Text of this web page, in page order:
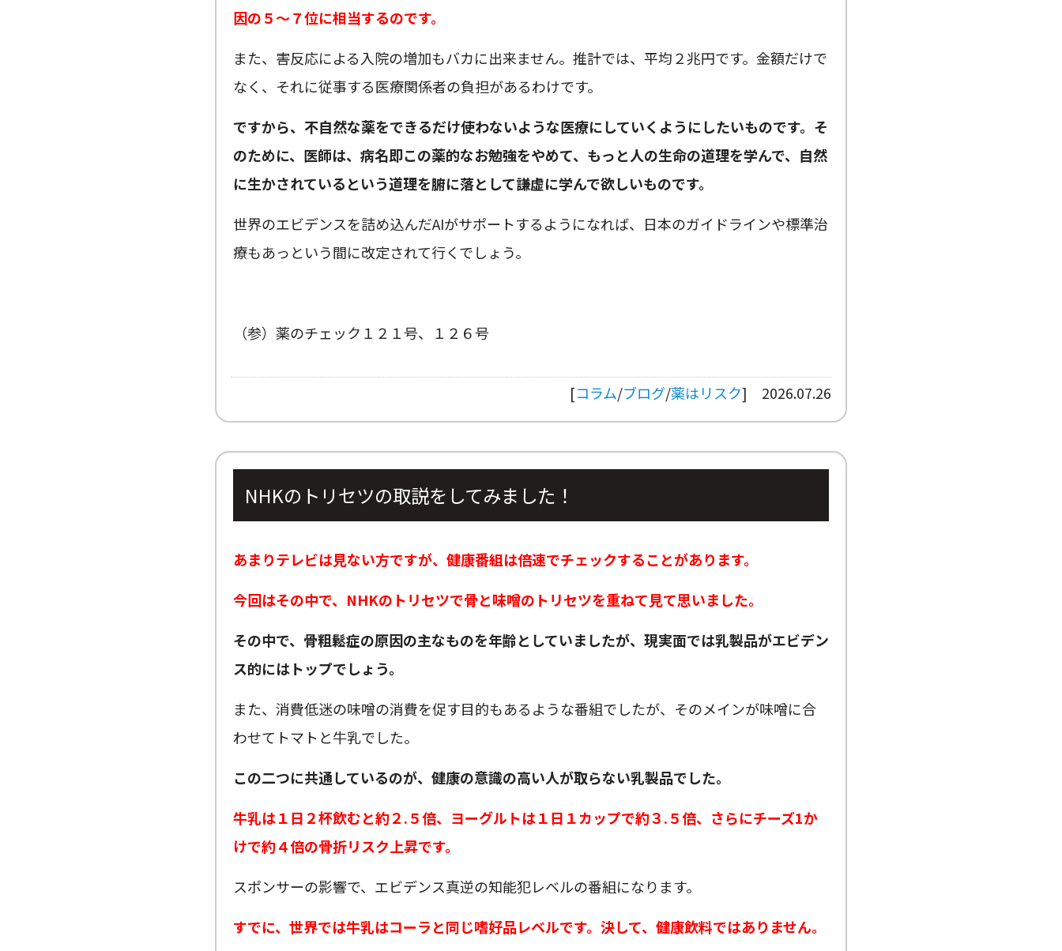
因の５〜７位に相当するのです。
また、害反応による入院の増加もバカに出来ません。推計では、平均２兆円です。金額だけで
なく、それに従事する医療関係者の負担があるわけです。
ですから、不自然な薬をできるだけ使わないような医療にしていくようにしたいものです。そ
のために、医師は、病名即この薬的なお勉強をやめて、もっと人の生命の道理を学んで、自然
に生かされているという道理を腑に落として謙虚に学んで欲しいものです。
世界のエビデンスを詰め込んだAIがサポートするようになれば、日本のガイドラインや標準治
療もあっという間に改定されて行くでしょう。
（参）薬のチェック１２１号、１２６号
[コラム/ブログ/薬はリスク] 2026.07.26
NHKのトリセツの取説をしてみました！
あまりテレビは見ない方ですが、健康番組は倍速でチェックすることがあります。
今回はその中で、NHKのトリセツで骨と味噌のトリセツを重ねて見て思いました。
その中で、骨粗鬆症の原因の主なものを年齢としていましたが、現実面では乳製品がエビデン
ス的にはトップでしょう。
また、消費低迷の味噌の消費を促す目的もあるような番組でしたが、そのメインが味噌に合
わせてトマトと牛乳でした。
この二つに共通しているのが、健康の意識の高い人が取らない乳製品でした。
牛乳は１日２杯飲むと約２.５倍、ヨーグルトは１日１カップで約３.５倍、さらにチーズ1か
けで約４倍の骨折リスク上昇です。
スポンサーの影響で、エビデンス真逆の知能犯レベルの番組になります。
すでに、世界では牛乳はコーラと同じ嗜好品レベルです。決して、健康飲料ではありません。